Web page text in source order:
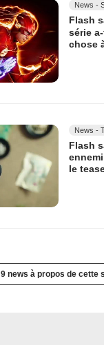
News -
Flash
série
chose
News -
Flash
le
9 news à propos de cette